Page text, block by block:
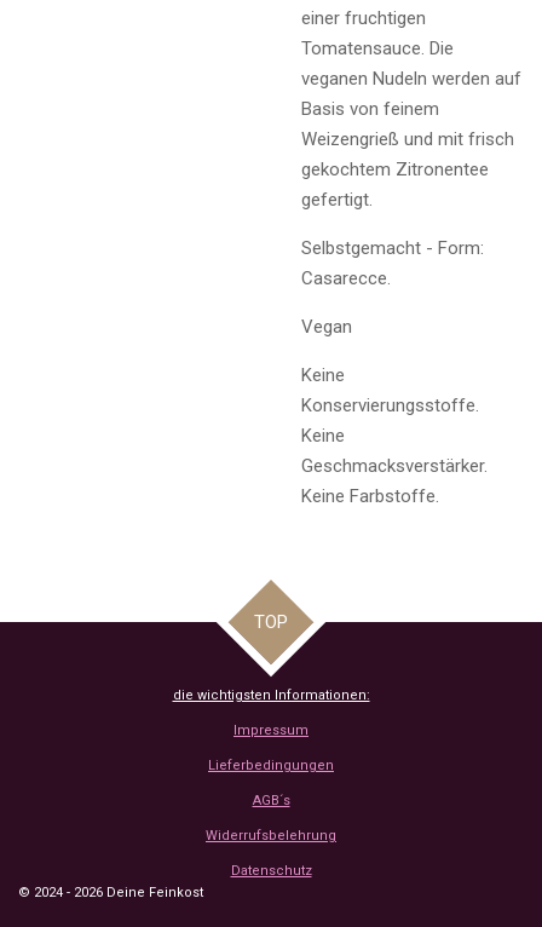
einer fruchtigen
Tomatensauce. Die
veganen Nudeln werden auf
Basis von feinem
Weizengrieß und mit frisch
gekochtem Zitronentee
gefertigt.
Selbstgemacht - Form:
Casarecce.
Vegan
Keine
Konservierungsstoffe.
Keine
Geschmacksverstärker.
Keine Farbstoffe.
TOP
die wichtigsten Informationen:
Impressum
Lieferbedingungen
AGB´s
Widerrufsbelehrung
Datenschutz
© 2024 - 2026 Deine Feinkost